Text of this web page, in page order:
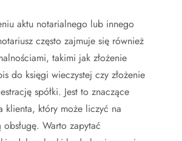
aktu notarialnego lub innego
często zajmuje się również
takimi jak złożenie
do księgi wieczystej czy złożenie
spółki. Jest to znaczące
klienta, który może liczyć na
obsługę. Warto zapytać